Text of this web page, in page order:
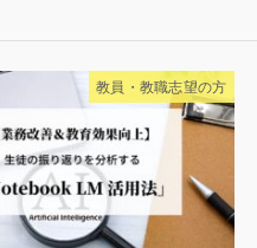
教員・教職志望の方